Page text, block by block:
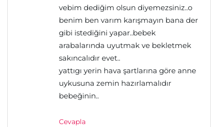
vebim dediğim olsun diyemezsiniz..o
benim ben varım karışmayın bana der
gibi istediğini yapar..bebek
arabalarında uyutmak ve bekletmek
sakıncalıdır evet..
yattıgı yerin hava şartlarına göre anne
uykusuna zemin hazırlamalıdır
bebeğinin..
Cevapla